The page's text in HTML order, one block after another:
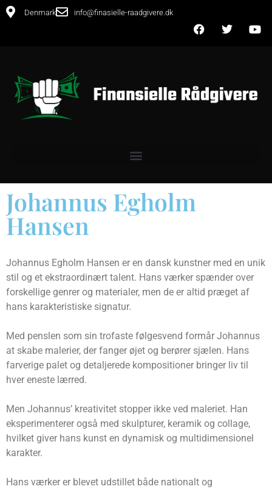
Denmark info@finasielle-raadgivere.dk
Johannus Egholm
Hansen
Johannus Egholm Hansen er en dansk kunstner med en unik
stil og et ekstraordinært talent. Hans værker spænder over
forskellige genrer og materialer, men de er altid præget af
hans karakteristiske signatur.
Med penslen som sin trofaste følgesvend formår Johannus
at skabe malerier, der fanger øjet og berører sjælen. Hans
farverige palet og detaljerede kompositioner bringer liv til
hver eneste lærred.
Men Johannus’ kreativitet stopper ikke ved maleriet. Han
eksperimenterer også med skulpturer, keramik og collage,
hvilket giver hans kunst en dynamisk og multidimensionel
karakter.
Hans værker er blevet udstillet både nationalt og